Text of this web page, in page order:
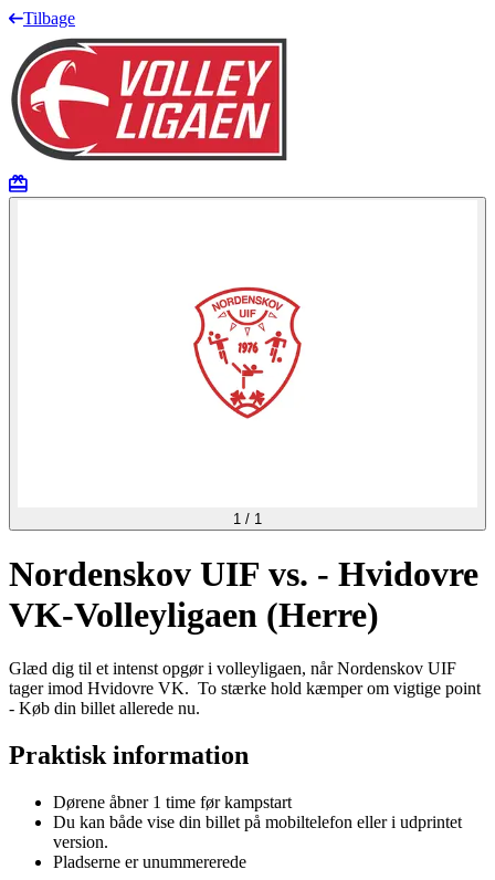
Tilbage
1 / 1
Nordenskov UIF vs. - Hvidovre
VK-Volleyligaen (Herre)
Glæd dig til et intenst opgør i volleyligaen, når Nordenskov UIF
tager imod Hvidovre VK. To stærke hold kæmper om vigtige point
- Køb din billet allerede nu.
Praktisk information
Dørene åbner 1 time før kampstart
Du kan både vise din billet på mobiltelefon eller i udprintet
version.
Pladserne er unummererede